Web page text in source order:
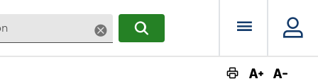
SupprimerRECHERCHERMenu